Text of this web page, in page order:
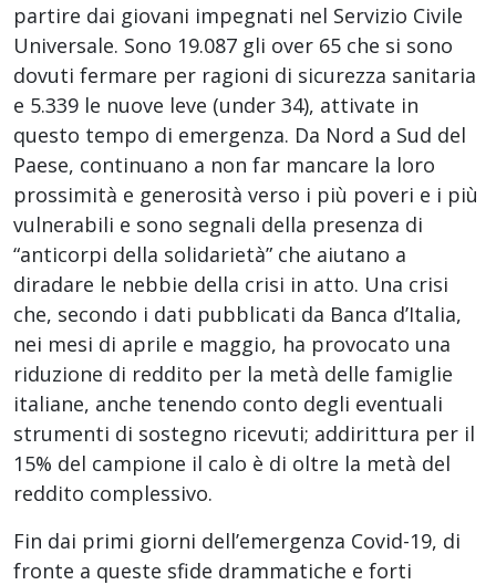
partire dai giovani impegnati nel Servizio Civile
Universale. Sono 19.087 gli over 65 che si sono
dovuti fermare per ragioni di sicurezza sanitaria
e 5.339 le nuove leve (under 34), attivate in
questo tempo di emergenza. Da Nord a Sud del
Paese, continuano a non far mancare la loro
prossimità e generosità verso i più poveri e i più
vulnerabili e sono segnali della presenza di
“anticorpi della solidarietà” che aiutano a
diradare le nebbie della crisi in atto. Una crisi
che, secondo i dati pubblicati da Banca d’Italia,
nei mesi di aprile e maggio, ha provocato una
riduzione di reddito per la metà delle famiglie
italiane, anche tenendo conto degli eventuali
strumenti di sostegno ricevuti; addirittura per il
15% del campione il calo è di oltre la metà del
reddito complessivo.
Fin dai primi giorni dell’emergenza Covid-19, di
fronte a queste sfide drammatiche e forti